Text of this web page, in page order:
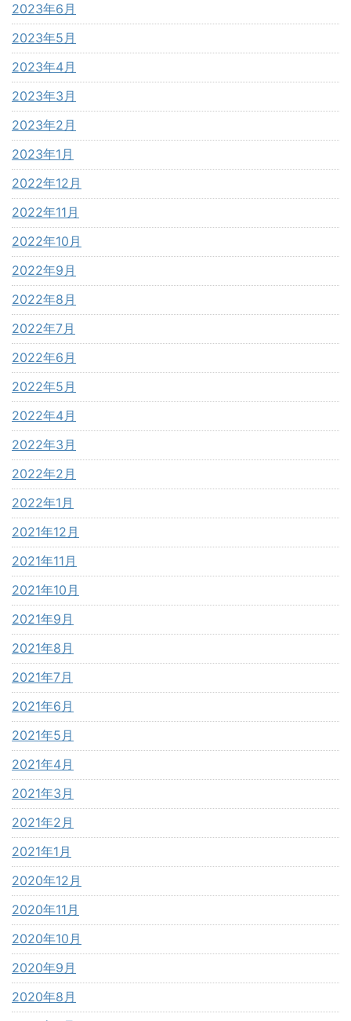
2023年6月
2023年5月
2023年4月
2023年3月
2023年2月
2023年1月
2022年12月
2022年11月
2022年10月
2022年9月
2022年8月
2022年7月
2022年6月
2022年5月
2022年4月
2022年3月
2022年2月
2022年1月
2021年12月
2021年11月
2021年10月
2021年9月
2021年8月
2021年7月
2021年6月
2021年5月
2021年4月
2021年3月
2021年2月
2021年1月
2020年12月
2020年11月
2020年10月
2020年9月
2020年8月